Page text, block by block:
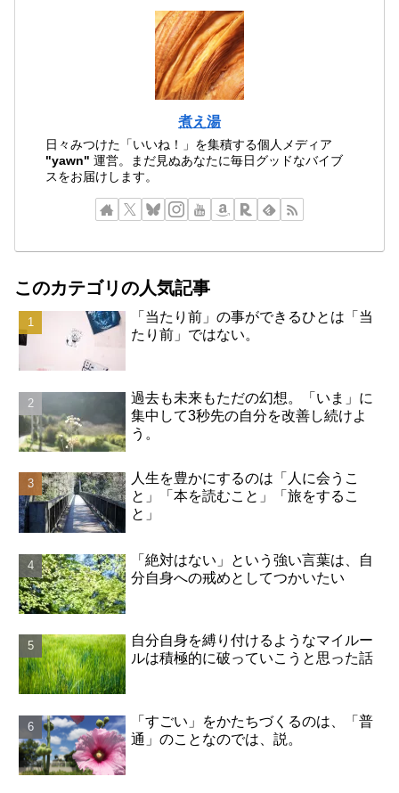
煮え湯
日々みつけた「いいね！」を集積する個人メディア
"yawn" 運営。まだ見ぬあなたに毎日グッドなバイブ
スをお届けします。
このカテゴリの人気記事
「当たり前」の事ができるひとは「当
たり前」ではない。
過去も未来もただの幻想。「いま」に
集中して3秒先の自分を改善し続けよ
う。
人生を豊かにするのは「人に会うこ
と」「本を読むこと」「旅をするこ
と」
「絶対はない」という強い言葉は、自
分自身への戒めとしてつかいたい
自分自身を縛り付けるようなマイルー
ルは積極的に破っていこうと思った話
「すごい」をかたちづくるのは、「普
通」のことなのでは、説。